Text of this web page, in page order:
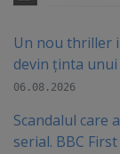
Un nou thriller
devin ținta unui
06.08.2026
Scandalul care
serial. BBC